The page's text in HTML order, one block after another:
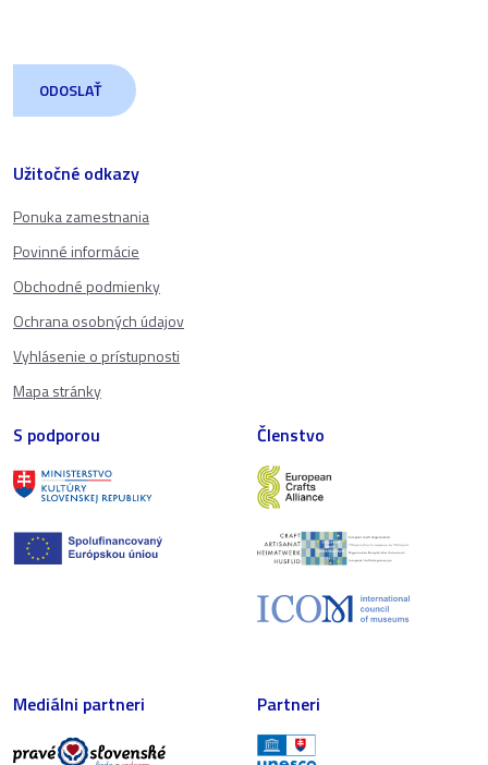
Užitočné odkazy
Ponuka zamestnania
Povinné informácie
Obchodné podmienky
Ochrana osobných údajov
Vyhlásenie o prístupnosti
Mapa stránky
S podporou Členstvo
Mediálni partneri Partneri